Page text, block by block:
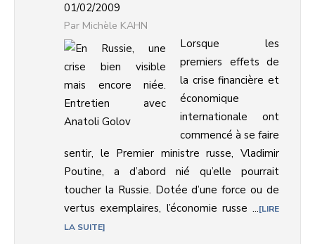
01/02/2009
Michèle KAHN
Lorsque les
premiers effets de
la crise financière et
économique
internationale ont
commencé à se faire
sentir, le Premier ministre russe, Vladimir
Poutine, a d’abord nié qu’elle pourrait
toucher la Russie. Dotée d’une force ou de
vertus exemplaires, l’économie russe ... LIRE
LA SUITE